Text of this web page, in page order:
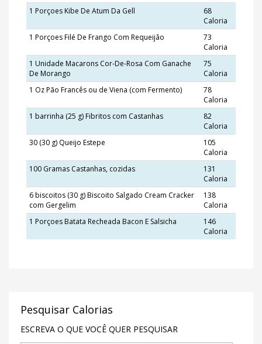
1 Porçoes Kibe De Atum Da Gell
68
Caloria
1 Porçoes Filé De Frango Com Requeijão
73
Caloria
1 Unidade Macarons Cor-De-Rosa Com Ganache
De Morango
75
Caloria
1 Oz Pão Francês ou de Viena (com Fermento)
78
Caloria
1 barrinha (25 g) Fibritos com Castanhas
82
Caloria
30 (30 g) Queijo Estepe
105
Caloria
100 Gramas Castanhas, cozidas
131
Caloria
6 biscoitos (30 g) Biscoito Salgado Cream Cracker
com Gergelim
138
Caloria
1 Porçoes Batata Recheada Bacon E Salsicha
146
Caloria
Pesquisar Calorias
ESCREVA O QUE VOCÊ QUER PESQUISAR